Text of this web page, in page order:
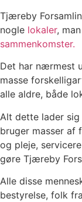
Tjæreby
nogle lokaler,
sammenkomster.
Det har nærmest
masse
alle aldre, både
Alt dette lader sig
bruger masser af
og pleje,
gøre Tjæreby
Alle disse
bestyrelse, folk